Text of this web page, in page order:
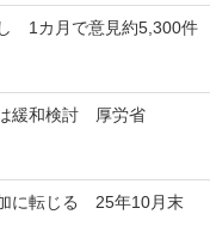
1カ月で意見約5,300件
は緩和検討 厚労省
加に転じる 25年10月末